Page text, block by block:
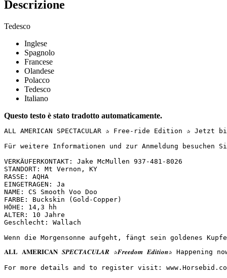
Descrizione
Tedesco
Inglese
Spagnolo
Francese
Olandese
Polacco
Tedesco
Italiano
Questo testo è stato tradotto automaticamente.
ALL AMERICAN SPECTACULAR ✰ Free-ride Edition ✰
Für weitere Informationen und zur Anmeldung besuchen
VERKÄUFERKONTAKT: Jake McMullen 937-481-8026
STANDORT: Mt Vernon, KY
RASSE: AQHA
EINGETRAGEN: Ja
NAME: CS Smooth Voo Doo
FARBE: Buckskin (Gold-Copper)
HÖHE: 14,3 hh
ALTER: 10 Jahre
Geschlecht: Wallach
Wenn die Morgensonne aufgeht, fängt sein goldenes
𝐀𝐋𝐋 𝐀𝐌𝐄𝐑𝐈𝐂𝐀𝐍 𝑺𝑷𝑬𝑪𝑻𝑨𝑪𝑼𝑳𝑨𝑹 ✰𝑭𝒓𝒆𝒆𝒅𝒐𝒎 𝑬𝒅𝒊𝒕𝒊𝒐𝒏✰
For more details and to register visit: